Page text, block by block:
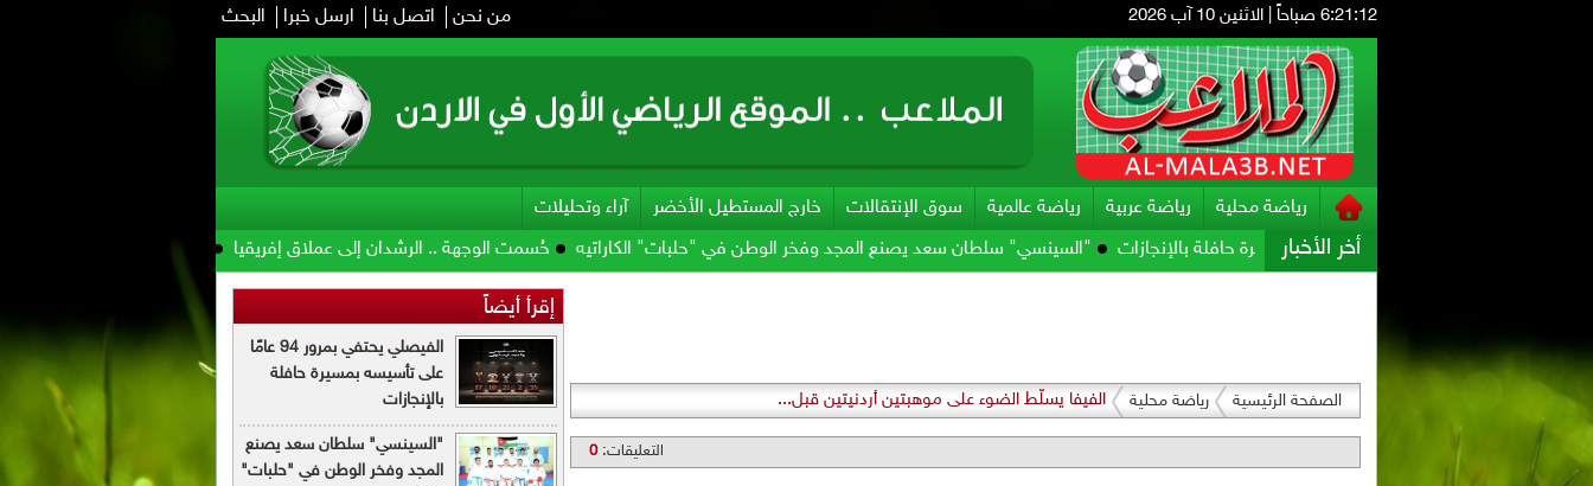
6:21:13 صباحاً الاثنين 10 آب 2026 من نحن اتصل بنا ارسل خبرا البحث
رياضة محلية رياضة عربية رياضة عالمية سوق الإنتقالات خارج المستطيل الأخضر آراء وتحليلات
أخر الأخبار "السينسي" سلطان سعد يصنع المجد وفخر الوطن في "حلبات" الكاراتيه حُسمت الوجهة .. الرشدان إلى عملاق إفريقيا الفيصلي يضم سعيدو سيمبوري .. "صخرة
الصفحة الرئيسية رياضة محلية الفيفا يسلّط الضوء على موهبتين أردنيتين قبل...
التعليقات:0
إقرأ أيضاً
الفيصلي يحتفي بمرور 94 عامًا
على تأسيسه بمسيرة حافلة
بالإنجازات
"السينسي" سلطان سعد يصنع
المجد وفخر الوطن في "حلبات"